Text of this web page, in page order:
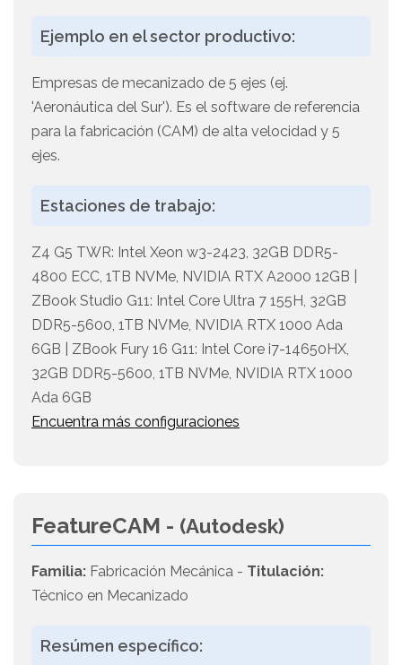
Ejemplo en el sector productivo:
Empresas de mecanizado de 5 ejes (ej.
'Aeronáutica del Sur'). Es el software de referencia
para la fabricación (CAM) de alta velocidad y 5
ejes.
Estaciones de trabajo:
Z4 G5 TWR: Intel Xeon w3-2423, 32GB DDR5-
4800 ECC, 1TB NVMe, NVIDIA RTX A2000 12GB |
ZBook Studio G11: Intel Core Ultra 7 155H, 32GB
DDR5-5600, 1TB NVMe, NVIDIA RTX 1000 Ada
6GB | ZBook Fury 16 G11: Intel Core i7-14650HX,
32GB DDR5-5600, 1TB NVMe, NVIDIA RTX 1000
Ada 6GB
Encuentra más configuraciones
FeatureCAM - (Autodesk)
Familia: Fabricación Mecánica - Titulación:
Técnico en Mecanizado
Resúmen específico: